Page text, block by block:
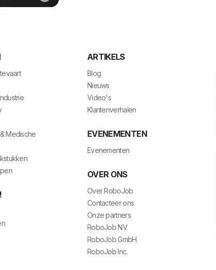
Medische
ARTIKELS
Blog
Nieuws
Video's
Klantenverhalen
EVENEMENTEN
Evenementen
OVER ONS
Over RoboJob
Contacteer ons
Onze partners
RoboJob NV
RoboJob GmbH
RoboJob Inc.